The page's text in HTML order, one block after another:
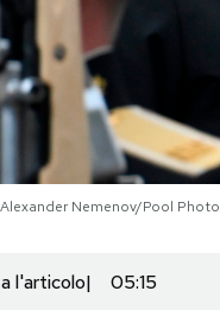
Nemenov/Pool
l'articolo 05:15